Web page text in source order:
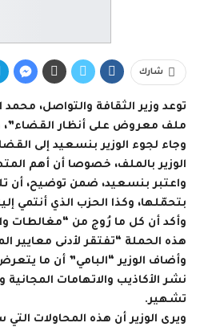
شارك
توعد وزير الثقافة والتواصل،
ملف معروض على أنظار القضاء”،
وجاء لجوء الوزير بنسعيد إلى
الوزير بالملف، خصوصا أن أهم
واعتبر بنسعيد، ضمن توضيح، أن
بتحمّلها، وكذا الحزب الذي أنتمي
وأكد أن كل ما رُوج من “مغالطات
هذه الحملة “تفتقر لأدنى معايير
وأضاف الوزير “البامي” أن ما
نشر الأكاذيب والاتهامات
تشهير.
ويرى الوزير أن هذه المحاولات